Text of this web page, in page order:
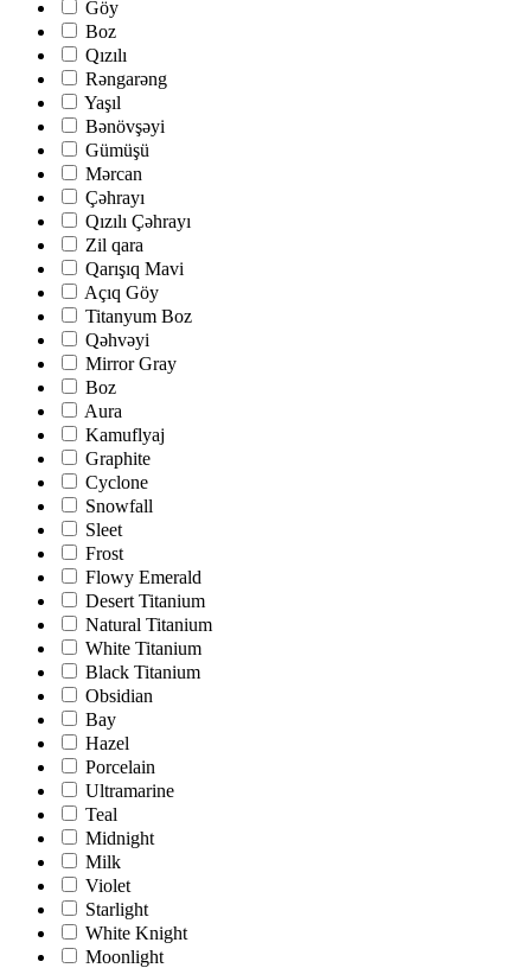
Göy
Boz
Qızılı
Rəngarəng
Yaşıl
Bənövşəyi
Gümüşü
Mərcan
Çəhrayı
Qızılı Çəhrayı
Zil qara
Qarışıq Mavi
Açıq Göy
Titanyum Boz
Qəhvəyi
Mirror Gray
Boz
Aura
Kamuflyaj
Graphite
Cyclone
Snowfall
Sleet
Frost
Flowy Emerald
Desert Titanium
Natural Titanium
White Titanium
Black Titanium
Obsidian
Bay
Hazel
Porcelain
Ultramarine
Teal
Midnight
Milk
Violet
Starlight
White Knight
Moonlight